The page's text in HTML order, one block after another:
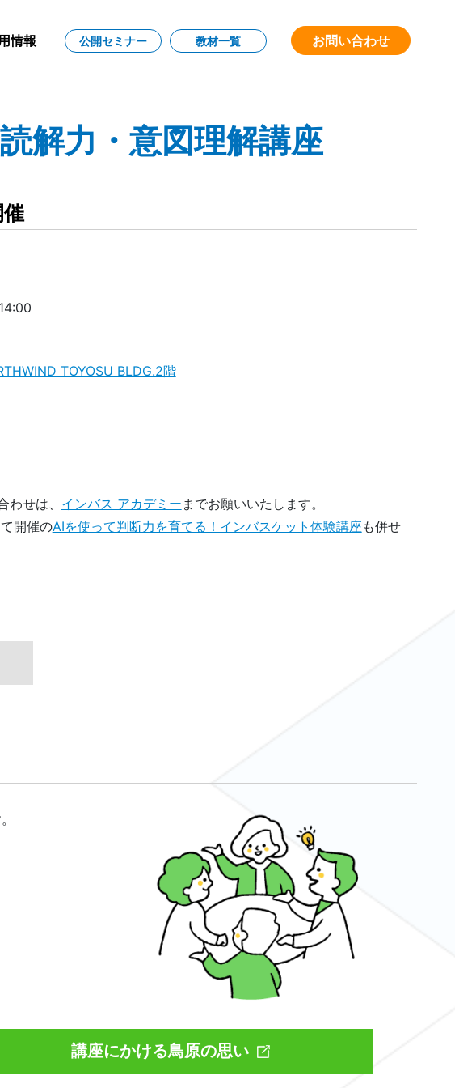
情報 公開セミナー 教材一覧 お問い合わせ
解力・意図理解講座
TOYOSU BLDG.2階
せは、 インバス アカデミー までお願いいたします。
開催のAIを使って判断力を育てる！インバスケット体験講座 も併せ
講座にかける鳥原の思い